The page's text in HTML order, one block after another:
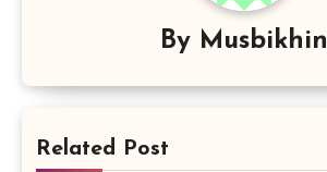
By Musbikhin
Related Post